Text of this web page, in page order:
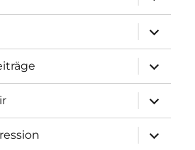
anzeigen
anzeigen
anzeigen
anzeigen
anzeigen